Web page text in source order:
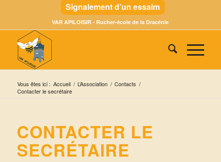
Signalement d’un essaim
VAR APILOISIR - Rucher-école de la Dracénie
Vous êtes ici : Accueil / L’Association / Contacts /
Contacter le secrétaire
CONTACTER LE
SECRÉTAIRE